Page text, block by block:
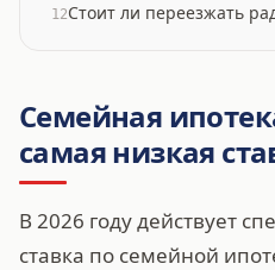
12Стоит ли переезжать
Семейная
самая низкая
В 2026 году действует
ставка по семейной